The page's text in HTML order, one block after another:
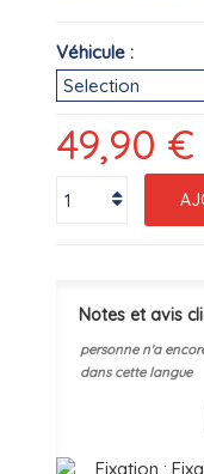
Véhicule :
49,90 €
Notes et avis
personne n'a
dans cette langue